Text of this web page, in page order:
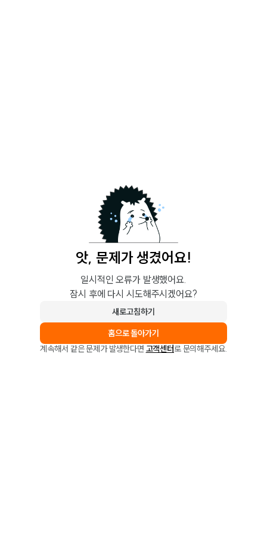
앗, 문제가 생겼어요!
일시적인 오류가 발생했어요.
잠시 후에 다시 시도해주시겠어요?
새로고침하기
홈으로 돌아가기
계속해서 같은 문제가 발생한다면 고객센터로 문의해주세요.